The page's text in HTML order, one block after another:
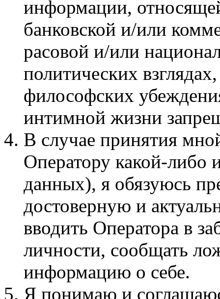
информации,
банковской и/или
расовой и/или
политических
философских
интимной жизни
В случае принятия
Оператору какой-либо
данных), я обязуюсь
достоверную и
вводить Оператора в
личности, сообщать
информацию о себе.
Я понимаю и